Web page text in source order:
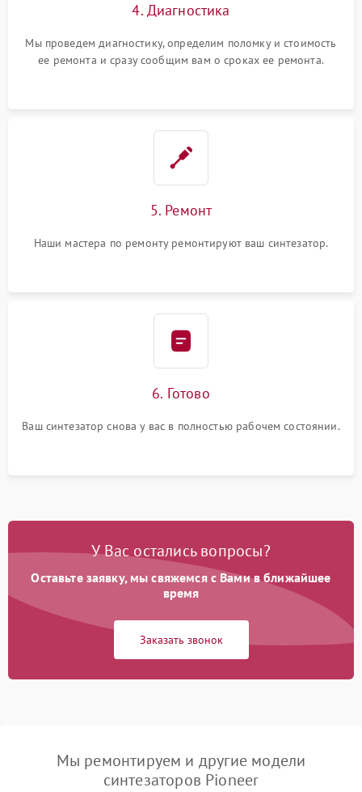
4. Диагностика
Мы проведем диагностику, определим поломку и стоимость
ее ремонта и сразу сообщим вам о сроках ее ремонта.
5. Ремонт
Наши мастера по ремонту ремонтируют ваш синтезатор.
6. Готово
Ваш синтезатор снова у вас в полностью рабочем состоянии.
У Вас остались вопросы?
Оставьте заявку, мы свяжемся с Вами в ближайшее
время
Заказать звонок
Мы ремонтируем и другие модели
синтезаторов Pioneer